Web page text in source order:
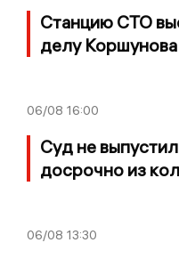
Станцию СТО
делу Коршунова
06/08 16:00
Суд не
досрочно из
06/08 13:30